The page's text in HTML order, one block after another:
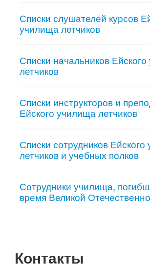
Списки слушателей курсов
училища летчиков
Списки начальников
летчиков
Списки инструкторов и
Ейского училища летчиков
Списки сотрудников
летчиков и учебных полков
Сотрудники училища,
время Великой
Контакты